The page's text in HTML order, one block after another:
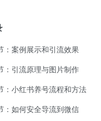
：案例展示和引流效果
：引流原理与图片制作
：小红书养号流程和方法
：如何安全导流到微信